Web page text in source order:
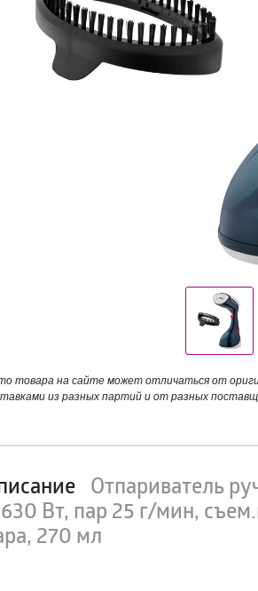
товара на сайте может отличаться от
из разных партий и от разных
Отпариватель
Вт, пар 25 г/мин,
270 мл